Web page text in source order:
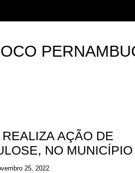
AÇÃO DE
NO MUNICÍPIO
25, 2022